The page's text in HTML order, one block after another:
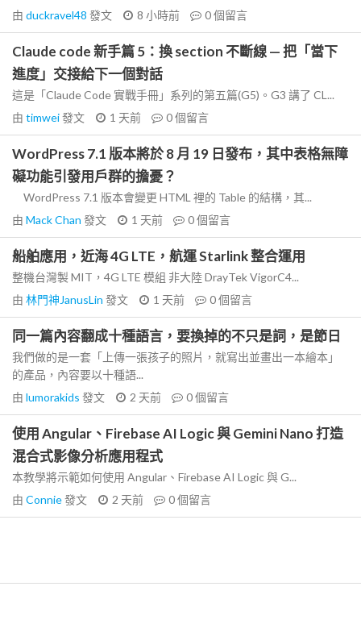
由 duckravel48 發文 8 小時前 0個留言
Claude code 新手篇 5：換 section 不斷線 — 把「當下
進度」交接給下一個對話
這是「Claude Code 實戰手冊」系列的第五篇(G5)。G3 講了 CL...
由 timwei發文 1 天前 0個留言
WordPress 7.1 版本將於 8 月 19 日發布，其中表格無障
礙功能引發用戶群的擔憂？
WordPress 7.1 版本會變更 HTML 裡的 Table 的結構，其...
由 Mack Chan 發文 1 天前 0個留言
船舶應用，近海 4G LTE，航運 Starlink 整合運用
整機台灣製 MIT，4G LTE 模組 非大陸 DrayTek VigorC4...
由 林門神JanusLin 發文 1 天前 0個留言
同一篇內容翻成十種語言，要換掉的不只是詞，是節日
我們做的是一套「上傳一張孩子的照片，就寫出並畫出一本繪本」
的產品，內容要以十種語...
由 lumorakids 發文 2 天前 0個留言
使用 Angular、Firebase AI Logic 與 Gemini Nano 打造
混合式影像分析應用程式
本教學將示範如何使用 Angular、Firebase AI Logic 與 G...
由 Connie發文 2 天前 0個留言